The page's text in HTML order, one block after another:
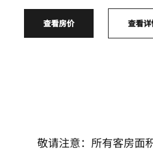
查看房价 查看
敬请注意：所有客房面